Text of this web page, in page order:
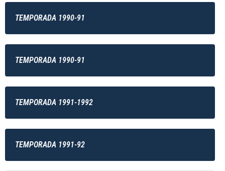
TEMPORADA 1990-91
TEMPORADA 1990-91
TEMPORADA 1991-1992
TEMPORADA 1991-92